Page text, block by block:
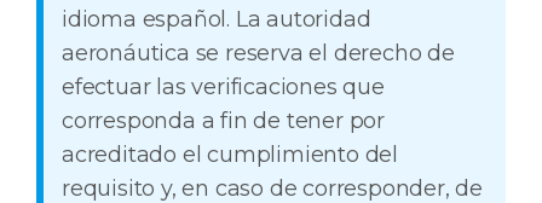
idioma español. La autoridad
aeronáutica se reserva el derecho de
efectuar las verificaciones que
corresponda a fin de tener por
acreditado el cumplimiento del
requisito y, en caso de corresponder, de